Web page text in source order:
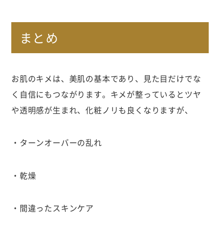
まとめ
お肌のキメは、美肌の基本であり、見た目だけでな
く自信にもつながります。キメが整っているとツヤ
や透明感が生まれ、化粧ノリも良くなりますが、
・ターンオーバーの乱れ
・乾燥
・間違ったスキンケア